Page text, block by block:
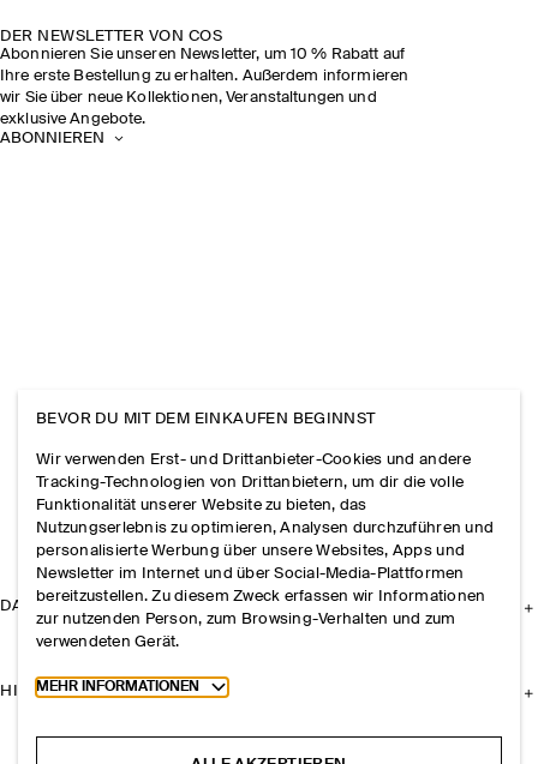
DER NEWSLETTER VON COS
Abonnieren Sie unseren Newsletter, um 10 % Rabatt auf
Ihre erste Bestellung zu erhalten. Außerdem informieren
wir Sie über neue Kollektionen, Veranstaltungen und
exklusive Angebote.
ABONNIEREN
DAS UNTERNEHMEN
HILFE
BEVOR DU MIT DEM EINKAUFEN BEGINNST
Wir verwenden Erst- und Drittanbieter-Cookies und andere
Tracking-Technologien von Drittanbietern, um dir die volle
Funktionalität unserer Website zu bieten, das
Nutzungserlebnis zu optimieren, Analysen durchzuführen und
personalisierte Werbung über unsere Websites, Apps und
Newsletter im Internet und über Social-Media-Plattformen
bereitzustellen. Zu diesem Zweck erfassen wir Informationen
zur nutzenden Person, zum Browsing-Verhalten und zum
verwendeten Gerät.
Toggle more cookie information
MEHR INFORMATIONEN